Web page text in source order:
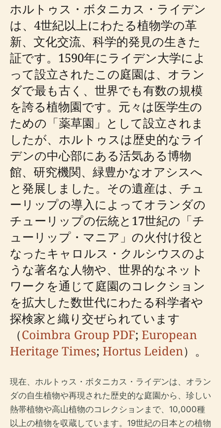
ホルトゥス・ボタニカス・ライデン
は、4世紀以上にわたる植物学の革
新、文化交流、科学的発見の生きた
証です。1590年にライデン大学によ
って設立されたこの庭園は、オラン
ダで最も古く、世界でも有数の規模
を誇る植物園です。元々は医学生の
ための「薬草園」として設立されま
したが、ホルトゥスは歴史的なライ
デンの中心部にある活気ある博物
館、研究機関、緑豊かなオアシスへ
と発展しました。その遺産は、チュ
ーリップの導入によってオランダの
チューリップの伝統と17世紀の「チ
ューリップ・マニア」の火付け役と
なったキャロルス・クルシウスのよ
うな著名な人物や、世界的なネット
ワークを通じて庭園のコレクション
を拡大した数世代にわたる科学者や
探検家と織り交ぜられています
（Coimbra Group PDF; European
Heritage Times; Hortus Leiden）。
現在、ホルトゥス・ボタニカス・ライデンは、オラン
ダの自生植物や再現された歴史的な庭園から、珍しい
熱帯植物や高山植物のコレクションまで、10,000種
以上の植物を収蔵しています。19世紀の日本との植物